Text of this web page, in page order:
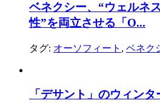
ベネクシー、“ウェルネ
性”を両立させる「O...
タグ: オーソフィート , ベネク
「デサント」のウィン